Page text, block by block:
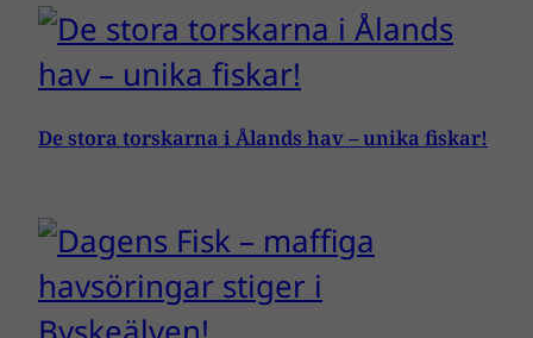
De stora torskarna i Ålands hav – unika fiskar!